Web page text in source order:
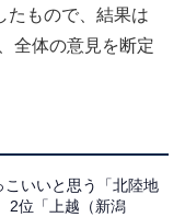
もので、結果は
全体の意見を断定
いいと思う「北陸地
2位「上越（新潟